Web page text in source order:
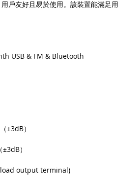
戶友好且易於使用。該裝置能滿足用
USB & FM & Bluetooth
±3dB）
）
output terminal)